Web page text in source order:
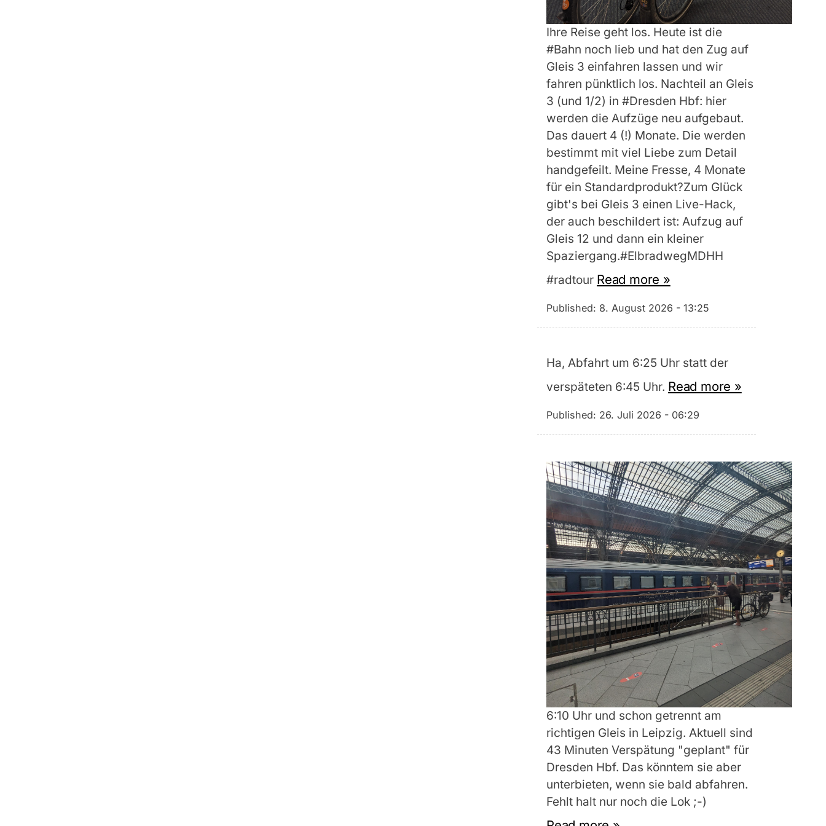
Ihre Reise geht los. Heute ist die
#Bahn noch lieb und hat den Zug auf
Gleis 3 einfahren lassen und wir
fahren pünktlich los. Nachteil an Gleis
3 (und 1/2) in #Dresden Hbf: hier
werden die Aufzüge neu aufgebaut.
Das dauert 4 (!) Monate. Die werden
bestimmt mit viel Liebe zum Detail
handgefeilt. Meine Fresse, 4 Monate
für ein Standardprodukt?Zum Glück
gibt's bei Gleis 3 einen Live-Hack,
der auch beschildert ist: Aufzug auf
Gleis 12 und dann ein kleiner
Spaziergang.#ElbradwegMDHH
#radtour Read more »
Published: 8. August 2026 - 13:25
Ha, Abfahrt um 6:25 Uhr statt der
verspäteten 6:45 Uhr. Read more »
Published: 26. Juli 2026 - 06:29
6:10 Uhr und schon getrennt am
richtigen Gleis in Leipzig. Aktuell sind
43 Minuten Verspätung "geplant" für
Dresden Hbf. Das könntem sie aber
unterbieten, wenn sie bald abfahren.
Fehlt halt nur noch die Lok ;-)